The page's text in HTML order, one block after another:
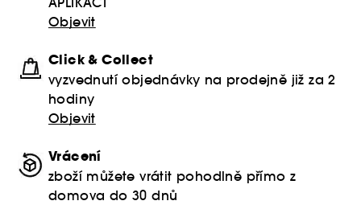
Objevit
Click & Collect
vyzvednutí objednávky na prodejně již za 2
hodiny
Objevit
Vrácení
zboží můžete vrátit pohodlně přímo z
domova do 30 dnů